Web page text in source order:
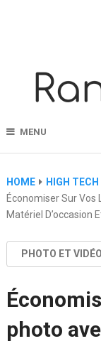
MENU
HOME HIGH TECH
Économiser Sur Vos
Matériel D’occasion
PHOTO ET VIDÉO
photo